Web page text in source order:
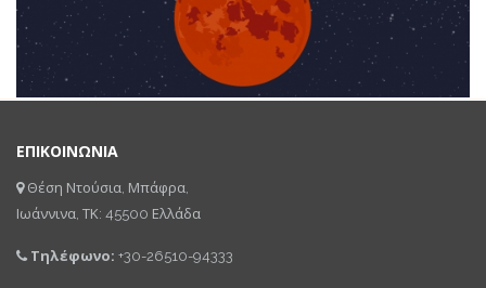
ΕΠΙΚΟΙΝΩΝΙΑ
Θέση Ντούσια, Μπάφρα,
Ιωάννινα, ΤΚ: 45500 Ελλάδα
Τηλέφωνο: +30-26510-94333